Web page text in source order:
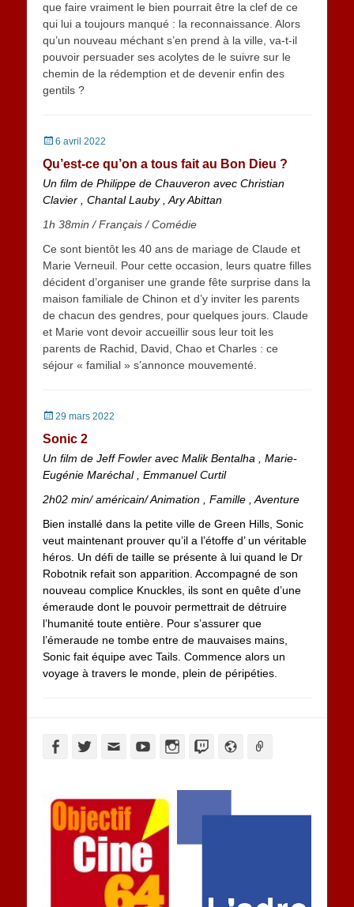
que faire vraiment le bien pourrait être la clef de ce
qui lui a toujours manqué : la reconnaissance. Alors
qu’un nouveau méchant s’en prend à la ville, va-t-il
pouvoir persuader ses acolytes de le suivre sur le
chemin de la rédemption et de devenir enfin des
gentils ?
Posted
6 avril 2022
Qu’est-ce qu’on a tous fait au Bon Dieu ?
Un film de Philippe de Chauveron avec Christian
Clavier , Chantal Lauby , Ary Abittan
1h 38min/Français / Comédie
Ce sont bientôt les 40 ans de mariage de Claude et
Marie Verneuil. Pour cette occasion, leurs quatre filles
décident d’organiser une grande fête surprise dans la
maison familiale de Chinon et d’y inviter les parents
de chacun des gendres, pour quelques jours. Claude
et Marie vont devoir accueillir sous leur toit les
parents de Rachid, David, Chao et Charles : ce
séjour « familial » s’annonce mouvementé.
Posted
29 mars 2022
Sonic 2
Un film de Jeff Fowler avec Malik Bentalha , Marie-
Eugénie Maréchal , Emmanuel Curtil
2h02 min/américain/ Animation , Famille , Aventure
Bien installé dans la petite ville de Green Hills, Sonic
veut maintenant prouver qu’il a l’étoffe d’ un véritable
héros. Un défi de taille se présente à lui quand le Dr
Robotnik refait son apparition. Accompagné de son
nouveau complice Knuckles, ils sont en quête d’une
émeraude dont le pouvoir permettrait de détruire
l’humanité toute entière. Pour s’assurer que
l’émeraude ne tombe entre de mauvaises mains,
Sonic fait équipe avec Tails. Commence alors un
voyage à travers le monde, plein de péripéties.
FacebookTwitterAdresseYouTubeInstagram
TwitchWebsite